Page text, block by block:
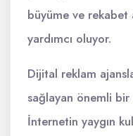
büyüme ve rekabet
yardımcı oluyor.
Dijital reklam
sağlayan önemli
İnternetin yaygın